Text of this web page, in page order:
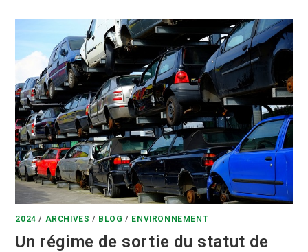
2024 / ARCHIVES / BLOG / ENVIRONNEMENT
Un régime de sortie du statut de